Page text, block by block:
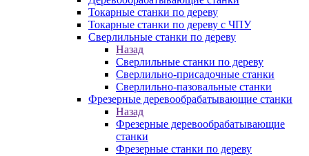
Токарные станки по дереву
Токарные станки по дереву с ЧПУ
Сверлильные станки по дереву
Назад
Сверлильные станки по дереву
Сверлильно-присадочные станки
Сверлильно-пазовальные станки
Фрезерные деревообрабатывающие станки
Назад
Фрезерные деревообрабатывающие
станки
Фрезерные станки по дереву